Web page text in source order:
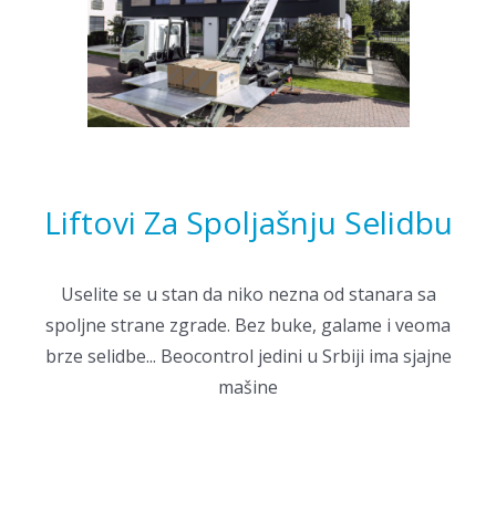
Liftovi Za Spoljašnju Selidbu
Uselite se u stan da niko nezna od stanara sa
spoljne strane zgrade. Bez buke, galame i veoma
brze selidbe... Beocontrol jedini u Srbiji ima sjajne
mašine